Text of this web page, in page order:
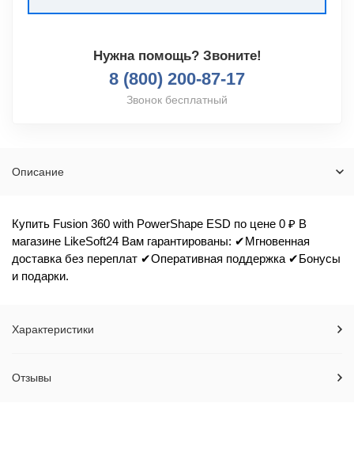
Нужна помощь? Звоните!
8 (800) 200-87-17
Звонок бесплатный
Описание
Купить Fusion 360 with PowerShape ESD по цене 0 ₽ В
магазине LikeSoft24 Вам гарантированы: ✔Мгновенная
доставка без переплат ✔Оперативная поддержка ✔Бонусы
и подарки.
Характеристики
Отзывы